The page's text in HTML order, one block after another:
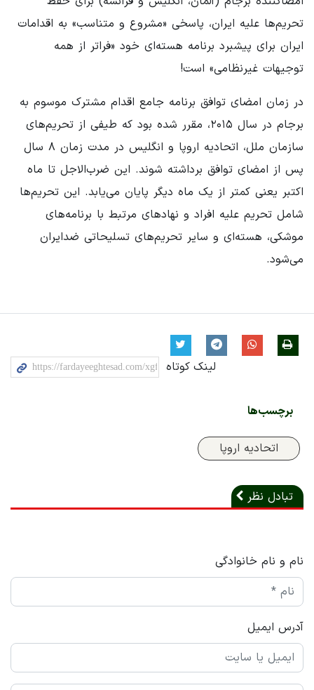
تحریم‌ها علیه ایران، پاسخی «مشروع و متناسب» به اقدامات
ایران برای پیشبرد برنامه هسته‌ای خود «فراتر از همه
توجیهات غیرنظامی» است!
در زمان امضای توافق برنامه جامع اقدام مشترک موسوم به
برجام در سال ۲۰۱۵، مقرر شده بود که طیفی از تحریم‌های
سازمان ملل، اتحادیه اروپا و انگلیس در مدت زمان ۸ سال
پس از امضای توافق برداشته شوند. این ضرب‌الاجل تا ماه
اکتبر یعنی کمتر از یک ماه دیگر پایان می‌یابد. این تحریم‌ها
شامل تحریم علیه افراد و نهادهای مرتبط با برنامه‌های
موشکی، هسته‌ای و سایر تحریم‌های تسلیحاتی ضدایران
می‌شود.
لینک کوتاه
برچسب‌ها
اتحادیه اروپا
تبادل نظر
نام و نام خانوادگی
آدرس ایمیل